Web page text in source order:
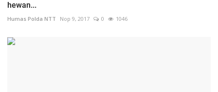
hewan...
Humas Polda NTT Nop 9, 2017 0 1046